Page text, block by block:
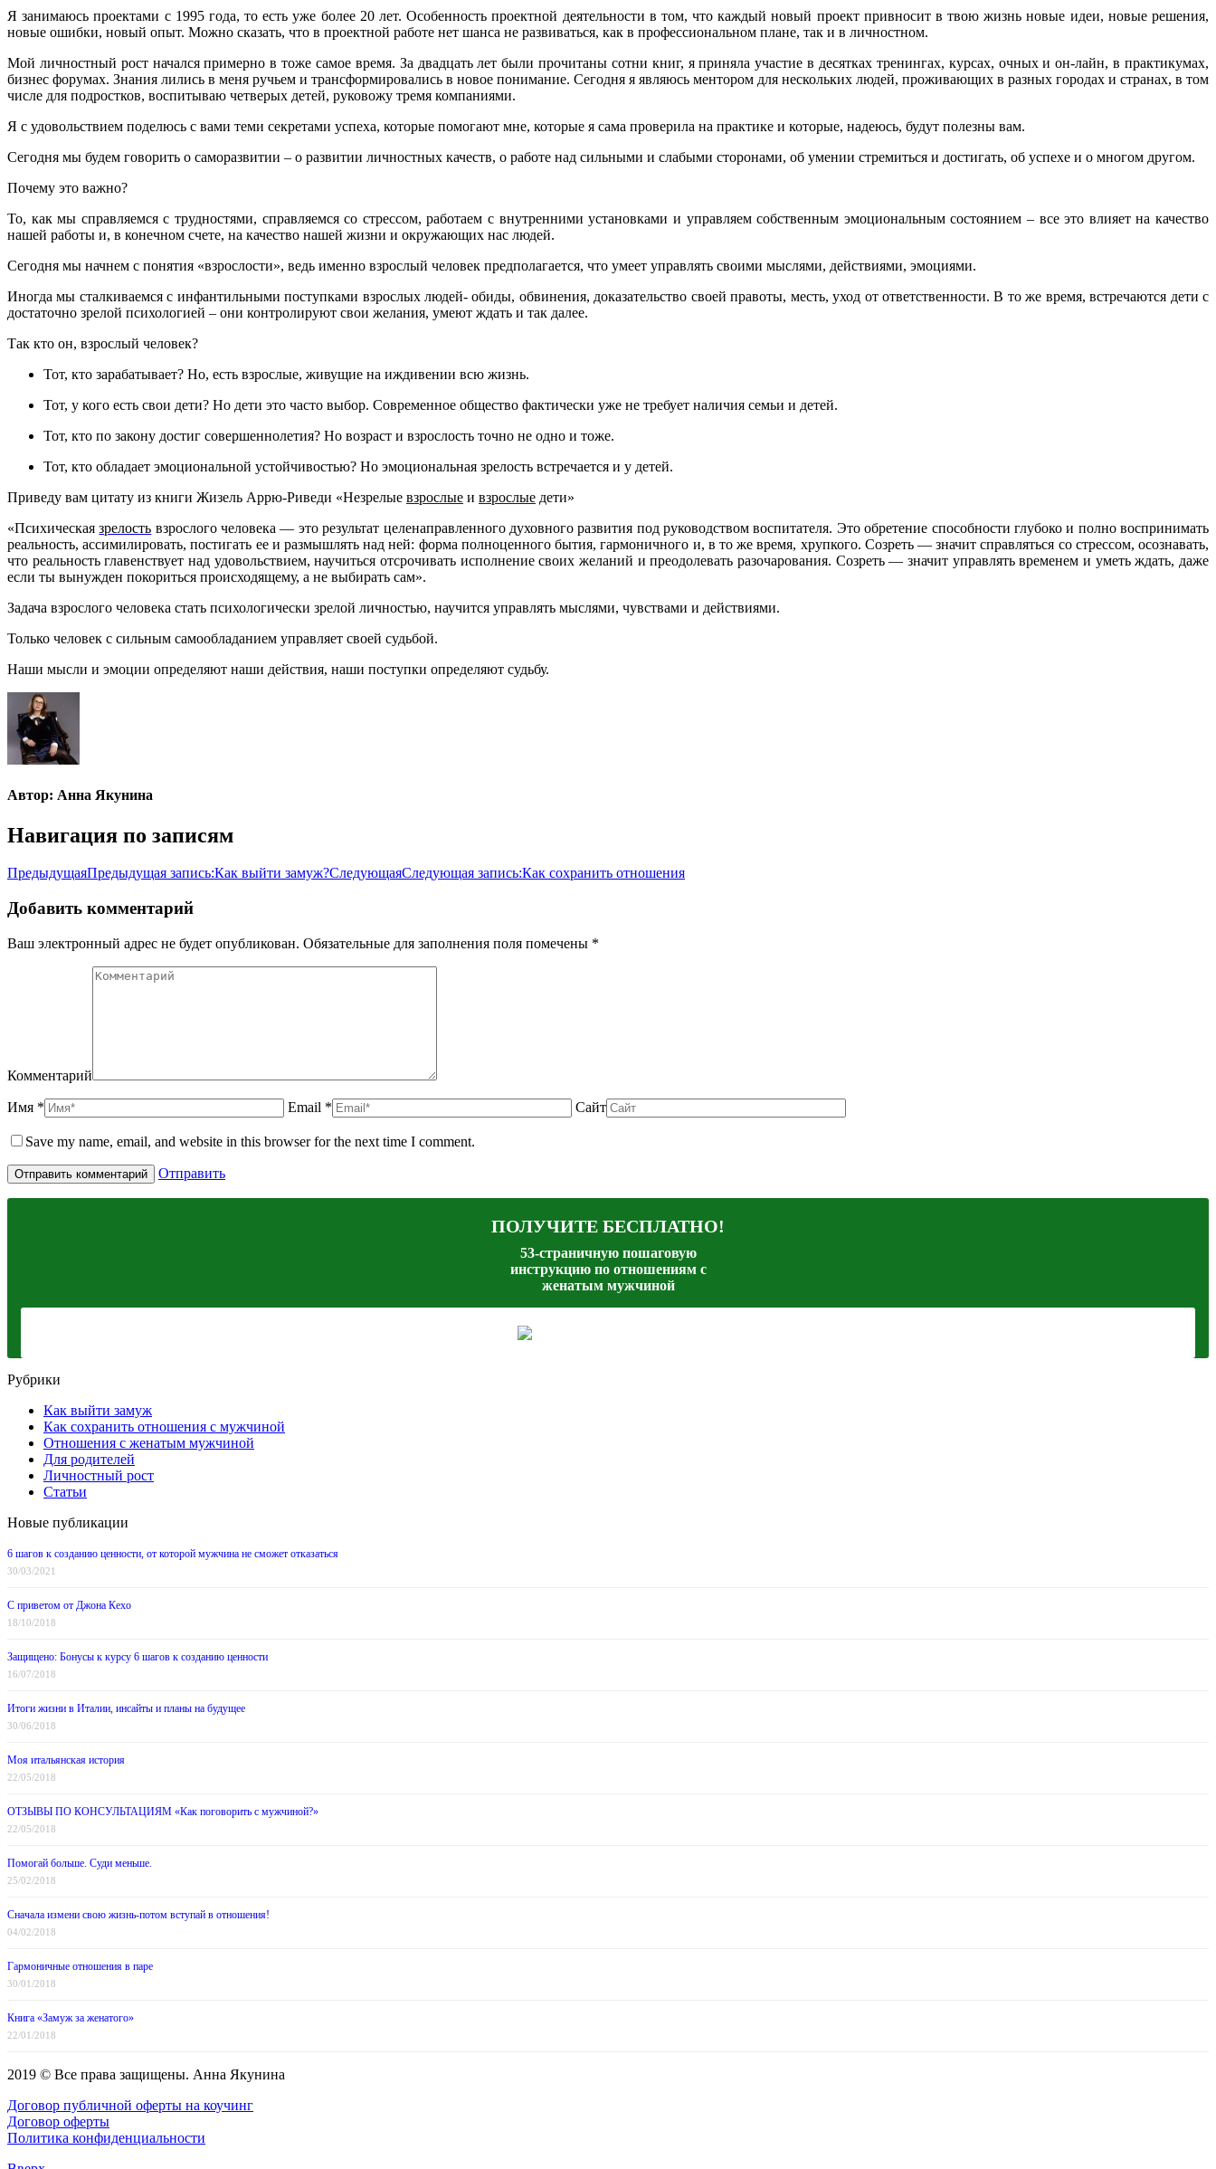
Я занимаюсь проектами с 1995 года, то есть уже более 20 лет. Особенность проектной деятельности в том, что каждый новый проект привносит в твою жизнь новые идеи, новые решения,
новые ошибки, новый опыт. Можно сказать, что в проектной работе нет шанса не развиваться, как в профессиональном плане, так и в личностном.
Мой личностный рост начался примерно в тоже самое время. За двадцать лет были прочитаны сотни книг, я приняла участие в десятках тренингах, курсах, очных и он-лайн, в практикумах,
бизнес форумах. Знания лились в меня ручьем и трансформировались в новое понимание. Сегодня я являюсь ментором для нескольких людей, проживающих в разных городах и странах, в том
числе для подростков, воспитываю четверых детей, руковожу тремя компаниями.
Я с удовольствием поделюсь с вами теми секретами успеха, которые помогают мне, которые я сама проверила на практике и которые, надеюсь, будут полезны вам.
Сегодня мы будем говорить о саморазвитии – о развитии личностных качеств, о работе над сильными и слабыми сторонами, об умении стремиться и достигать, об успехе и о многом другом.
Почему это важно?
То, как мы справляемся с трудностями, справляемся со стрессом, работаем с внутренними установками и управляем собственным эмоциональным состоянием – все это влияет на качество
нашей работы и, в конечном счете, на качество нашей жизни и окружающих нас людей.
Сегодня мы начнем с понятия «взрослости», ведь именно взрослый человек предполагается, что умеет управлять своими мыслями, действиями, эмоциями.
Иногда мы сталкиваемся с инфантильными поступками взрослых людей- обиды, обвинения, доказательство своей правоты, месть, уход от ответственности. В то же время, встречаются дети с
достаточно зрелой психологией – они контролируют свои желания, умеют ждать и так далее.
Так кто он, взрослый человек?
Тот, кто зарабатывает? Но, есть взрослые, живущие на иждивении всю жизнь.
Тот, у кого есть свои дети? Но дети это часто выбор. Современное общество фактически уже не требует наличия семьи и детей.
Тот, кто по закону достиг совершеннолетия? Но возраст и взрослость точно не одно и тоже.
Тот, кто обладает эмоциональной устойчивостью? Но эмоциональная зрелость встречается и у детей.
Приведу вам цитату из книги Жизель Аррю-Риведи «Незрелые взрослые и взрослые дети»
«Психическаязрелость взрослого человека — это результат целенаправленного духовного развития под руководством воспитателя. Это обретение способности глубоко и полно воспринимать
реальность, ассимилировать, постигать ее и размышлять над ней: форма полноценного бытия, гармоничного и, в то же время, хрупкого. Созреть — значит справляться со стрессом, осознавать,
что реальность главенствует над удовольствием, научиться отсрочивать исполнение своих желаний и преодолевать разочарования. Созреть — значит управлять временем и уметь ждать, даже
если ты вынужден покориться происходящему, а не выбирать сам».
Задача взрослого человека стать психологически зрелой личностью, научится управлять мыслями, чувствами и действиями.
Только человек с сильным самообладанием управляет своей судьбой.
Наши мысли и эмоции определяют наши действия, наши поступки определяют судьбу.
Автор: Анна Якунина
Навигация по записям
ПредыдущаяПредыдущая запись:Как выйти замуж?СледующаяСледующая запись:Как сохранить отношения
Добавить комментарий
Ваш электронный адрес не будет опубликован. Обязательные для заполнения поля помечены *
Комментарий
Имя * Email * Сайт
Save my name, email, and website in this browser for the next time I comment.
Отправить
ПОЛУЧИТЕ БЕСПЛАТНО!
53-страничную пошаговую
инструкцию по отношениям с
женатым мужчиной
Рубрики
Как выйти замуж
Как сохранить отношения с мужчиной
Отношения с женатым мужчиной
Для родителей
Личностный рост
Статьи
Новые публикации
6 шагов к созданию ценности, от которой мужчина не сможет отказаться
30/03/2021
С приветом от Джона Кехо
18/10/2018
Защищено: Бонусы к курсу 6 шагов к созданию ценности
16/07/2018
Итоги жизни в Италии, инсайты и планы на будущее
30/06/2018
Моя итальянская история
22/05/2018
ОТЗЫВЫ ПО КОНСУЛЬТАЦИЯМ «Как поговорить с мужчиной?»
22/05/2018
Помогай больше. Суди меньше.
25/02/2018
Сначала измени свою жизнь-потом вступай в отношения!
04/02/2018
Гармоничные отношения в паре
30/01/2018
Книга «Замуж за женатого»
22/01/2018
2019 © Все права защищены. Анна Якунина
Договор публичной оферты на коучинг
Договор оферты
Политика конфиденциальности